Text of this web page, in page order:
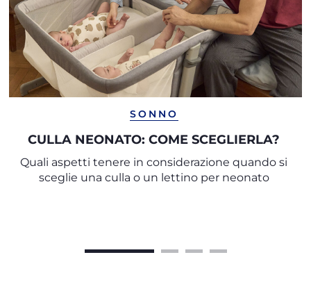
SONNO
CULLA NEONATO: COME SCEGLIERLA?
Quali aspetti tenere in considerazione quando si
sceglie una culla o un lettino per neonato